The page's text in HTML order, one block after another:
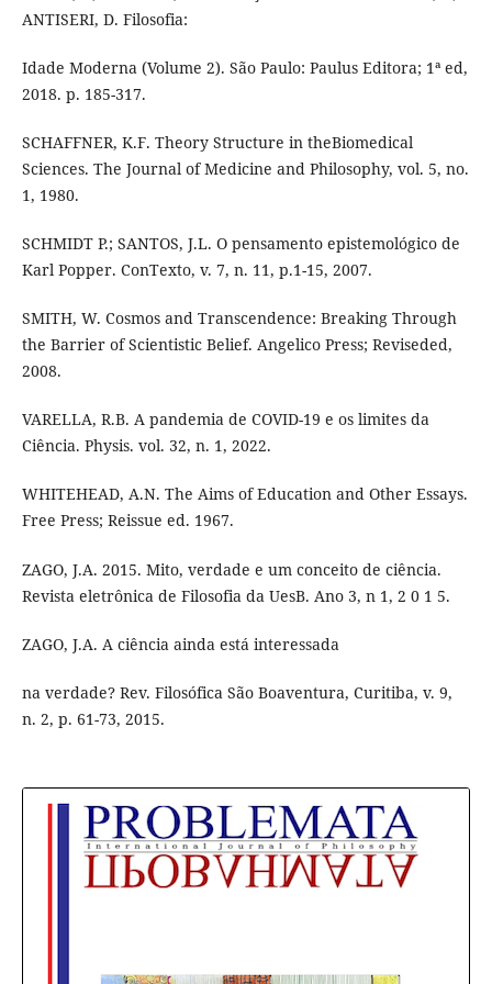
ANTISERI, D. Filosofia:
Idade Moderna (Volume 2). São Paulo: Paulus Editora; 1ª ed,
2018. p. 185-317.
SCHAFFNER, K.F. Theory Structure in theBiomedical
Sciences. The Journal of Medicine and Philosophy, vol. 5, no.
1, 1980.
SCHMIDT P.; SANTOS, J.L. O pensamento epistemológico de
Karl Popper. ConTexto, v. 7, n. 11, p.1-15, 2007.
SMITH, W. Cosmos and Transcendence: Breaking Through
the Barrier of Scientistic Belief. Angelico Press; Reviseded,
2008.
VARELLA, R.B. A pandemia de COVID-19 e os limites da
Ciência. Physis. vol. 32, n. 1, 2022.
WHITEHEAD, A.N. The Aims of Education and Other Essays.
Free Press; Reissue ed. 1967.
ZAGO, J.A. 2015. Mito, verdade e um conceito de ciência.
Revista eletrônica de Filosofia da UesB. Ano 3, n 1, 2 0 1 5.
ZAGO, J.A. A ciência ainda está interessada
na verdade? Rev. Filosófica São Boaventura, Curitiba, v. 9,
n. 2, p. 61-73, 2015.